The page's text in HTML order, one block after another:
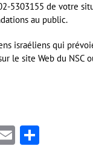
5303155 de votre
au public.
israéliens qui
le site Web du NSC
Email